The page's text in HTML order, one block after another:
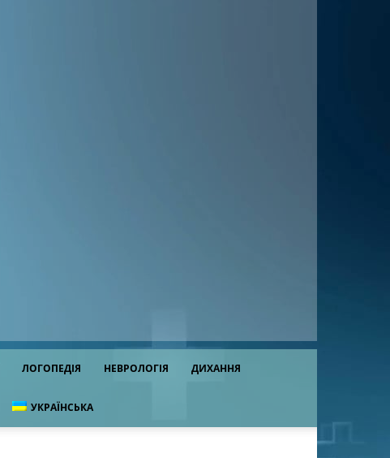
ЛОГОПЕДІЯ НЕВРОЛОГІЯ ДИХАННЯ
УКРАЇНСЬКА